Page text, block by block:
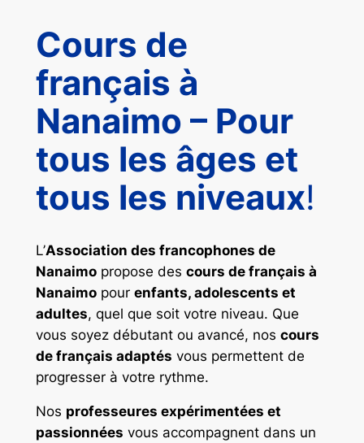
Cours de
français à
Nanaimo – Pour
tous les âges et
tous les niveaux!
L’Association des francophones de
Nanaimopropose des cours de français à
Nanaimopour enfants, adolescents et
adultes, quel que soit votre niveau. Que
vous soyez débutant ou avancé, nos cours
de français adaptés vous permettent de
progresser à votre rythme.
Nos professeures expérimentées et
passionnées vous accompagnent dans un